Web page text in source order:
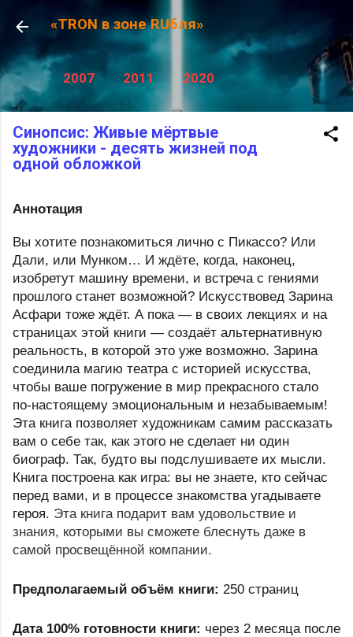
К основному контенту
«TRON в зоне RUбля»
2007 2011 2020
Синопсис: Живые мёртвые
художники - десять жизней под
одной обложкой
Аннотация
Вы хотите познакомиться лично с Пикассо? Или
Дали, или Мунком… И ждёте, когда, наконец,
изобретут машину времени, и встреча с гениями
прошлого станет возможной? Искусствовед Зарина
Асфари тоже ждёт. А пока — в своих лекциях и на
страницах этой книги — создаёт альтернативную
реальность, в которой это уже возможно. Зарина
соединила магию театра с историей искусства,
чтобы ваше погружение в мир прекрасного стало
по-настоящему эмоциональным и незабываемым!
Эта книга позволяет художникам самим рассказать
вам о себе так, как этого не сделает ни один
биограф. Так, будто вы подслушиваете их мысли.
Книга построена как игра: вы не знаете, кто сейчас
перед вами, и в процессе знакомства угадываете
героя. Эта книга подарит вам удовольствие и
знания, которыми вы сможете блеснуть даже в
самой просвещённой компании.
Предполагаемый объём книги: 250 страниц
Дата 100% готовности книги: через 2 месяца после